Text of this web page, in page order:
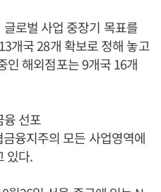
로벌 사업 중장기 목표를
개국 28개 확보로 정해 놓고
인 해외점포는 9개국 16개
선포
융지주의 모든 사업영역에
있다.